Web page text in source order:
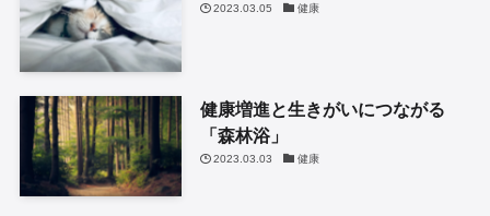
2023.03.05 健康
健康増進と生きがいにつながる
「森林浴」
2023.03.03 健康